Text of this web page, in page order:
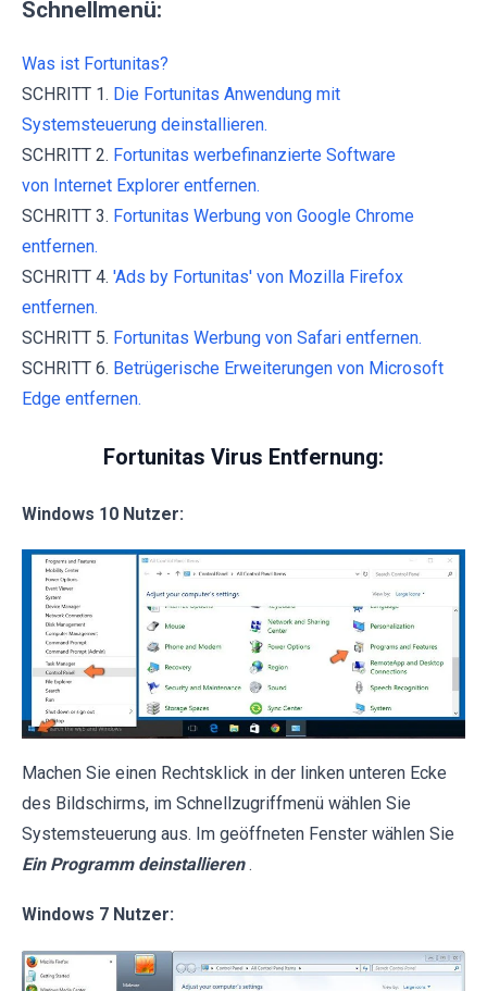
Schnellmenü:
Was ist Fortunitas?
SCHRITT 1. Die Fortunitas Anwendung mit
Systemsteuerung deinstallieren.
SCHRITT 2. Fortunitas werbefinanzierte Software
von Internet Explorer entfernen.
SCHRITT 3. Fortunitas Werbung von Google Chrome
entfernen.
SCHRITT 4. 'Ads by Fortunitas' von Mozilla Firefox
entfernen.
SCHRITT 5. Fortunitas Werbung von Safari entfernen.
SCHRITT 6. Betrügerische Erweiterungen von Microsoft
Edge entfernen.
Fortunitas Virus Entfernung:
Windows 10 Nutzer:
Machen Sie einen Rechtsklick in der linken unteren Ecke
des Bildschirms, im Schnellzugriffmenü wählen Sie
Systemsteuerung aus. Im geöffneten Fenster wählen Sie
Ein Programm deinstallieren .
Windows 7 Nutzer: